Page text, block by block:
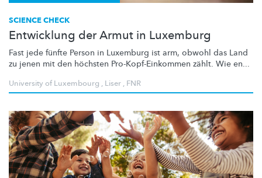
SCIENCE CHECK
Entwicklung der Armut in Luxemburg
Fast jede fünfte Person in Luxemburg ist arm, obwohl das Land
zu jenen mit den höchsten Pro-Kopf-Einkommen zählt. Wie en...
University of Luxembourg , Liser , FNR